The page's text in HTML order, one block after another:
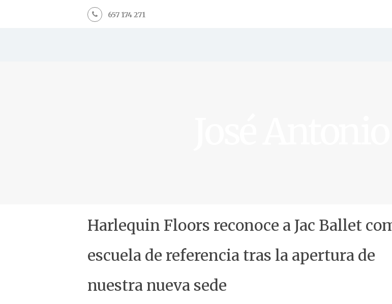
657 174 271
Harlequin Floors reconoce a Jac Ballet
escuela de referencia tras la apertura de
nuestra nueva sede